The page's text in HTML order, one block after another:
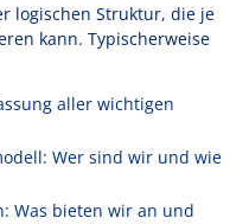
logischen Struktur, die je
kann. Typischerweise
aller wichtigen
Wer sind wir und wie
Was bieten wir an und